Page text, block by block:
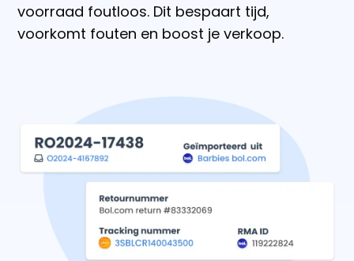
voorraad foutloos. Dit bespaart tijd,
voorkomt fouten en boost je verkoop.